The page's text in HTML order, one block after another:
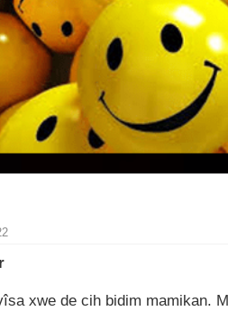
xwe de cih bidim mamikan.